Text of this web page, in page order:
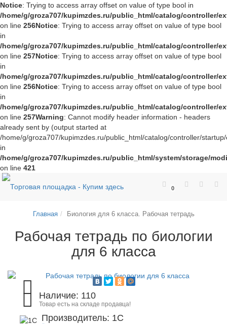
Notice: Trying to access array offset on value of type bool in
/home/g/groza707/kupimzdes.ru/public_html/catalog/controller/
on line 256Notice: Trying to access array offset on value of type bool
in
/home/g/groza707/kupimzdes.ru/public_html/catalog/controller/
on line 257Notice: Trying to access array offset on value of type bool
in
/home/g/groza707/kupimzdes.ru/public_html/catalog/controller/
on line 256Notice: Trying to access array offset on value of type bool
in
/home/g/groza707/kupimzdes.ru/public_html/catalog/controller/
on line 257Warning: Cannot modify header information - headers
already sent by (output started at
/home/g/groza707/kupimzdes.ru/public_html/catalog/controller/
in
/home/g/groza707/kupimzdes.ru/public_html/system/storage/
on line 421
0
Главная Биология для 6 класса. Рабочая тетрадь
Рабочая тетрадь по биологии
для 6 класса
Наличие: 110
Товар есть на складе продавца!
Производитель: 1C